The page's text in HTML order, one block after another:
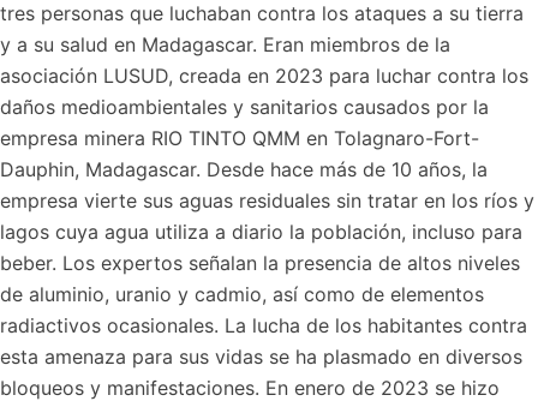
tres personas que luchaban contra los ataques a su tierra
y a su salud en Madagascar. Eran miembros de la
asociación LUSUD, creada en 2023 para luchar contra los
daños medioambientales y sanitarios causados por la
empresa minera RIO TINTO QMM en Tolagnaro-Fort-
Dauphin, Madagascar. Desde hace más de 10 años, la
empresa vierte sus aguas residuales sin tratar en los ríos y
lagos cuya agua utiliza a diario la población, incluso para
beber. Los expertos señalan la presencia de altos niveles
de aluminio, uranio y cadmio, así como de elementos
radiactivos ocasionales. La lucha de los habitantes contra
esta amenaza para sus vidas se ha plasmado en diversos
bloqueos y manifestaciones. En enero de 2023 se hizo